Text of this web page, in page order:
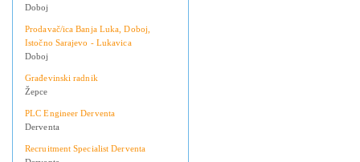
Doboj
Prodavač/ica Banja Luka, Doboj,
Istočno Sarajevo - Lukavica
Doboj
Građevinski radnik
Žepce
PLC Engineer Derventa
Derventa
Recruitment Specialist Derventa